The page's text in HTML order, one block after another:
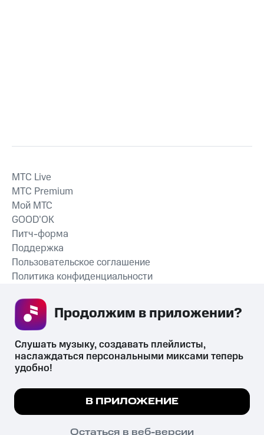
СКАЧАТЬ ПРИЛОЖЕНИЕ
MTС Live
MTС Premium
Мой МТС
GOOD’OK
Питч-форма
Поддержка
Пользовательское соглашение
Политика конфиденциальности
психотропных веществ, их аналогов причиняет вред здоровью,
их незаконный оборот запрещён и влечёт установленную
законодательством ответственность.
© 2026 ООО «КИОН».
Мы используем куки, чтобы на сайте все
Подробнее
ПОНЯТНО
Слушать музыку, создавать плейлисты,
наслаждаться персональными миксами теперь
удобно!
В ПРИЛОЖЕНИЕ
Остаться в веб-версии